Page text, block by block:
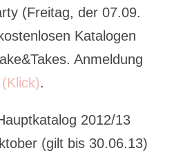
(Freitag, der 07.09.
Katalogen
Anmeldung
.
2012/13
(gilt bis 30.06.13)